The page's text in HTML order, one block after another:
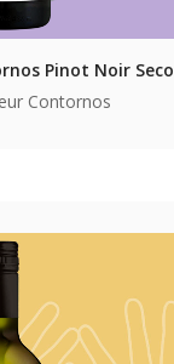
Pinot Noir Seco
Contornos